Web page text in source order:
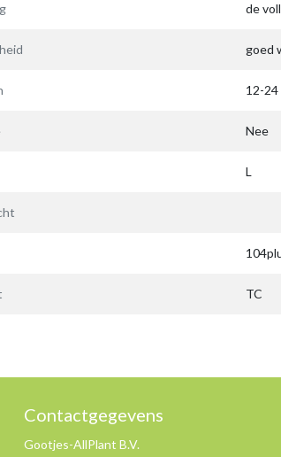
de
goed
12-24
Nee
L
TC
Contactgegevens
Gootjes-AllPlant B.V.